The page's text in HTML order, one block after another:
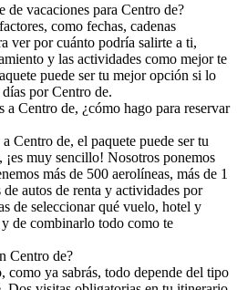
de vacaciones para Centro de?
como fechas, cadenas
ver por cuánto podría salirte a ti,
y las actividades como mejor te
puede ser tu mejor opción si lo
por Centro de.
a Centro de, ¿cómo hago para reservar
Centro de, el paquete puede ser tu
muy sencillo! Nosotros ponemos
más de 500 aerolíneas, más de 1
autos de renta y actividades por
de seleccionar qué vuelo, hotel y
de combinarlo todo como te
Centro de?
como ya sabrás, todo depende del tipo